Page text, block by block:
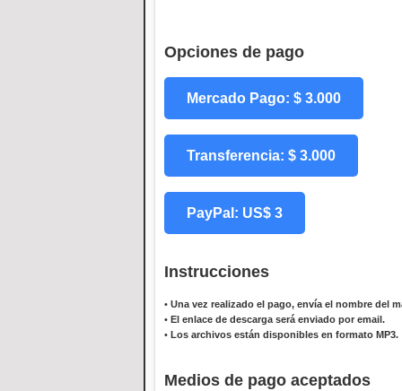
Opciones de pago
Mercado Pago: $ 3.000
Transferencia: $ 3.000
PayPal: US$ 3
Instrucciones
• Una vez realizado el pago, envía el nombre del
• El enlace de descarga será enviado por email.
• Los archivos están disponibles en formato MP3.
Medios de pago aceptados